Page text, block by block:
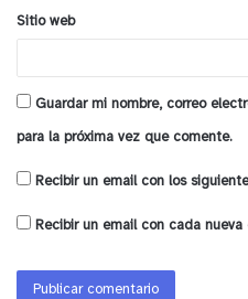
Sitio web
Guardar mi nombre, correo
para la próxima vez que comente.
Recibir un email con los
Recibir un email con cada nueva